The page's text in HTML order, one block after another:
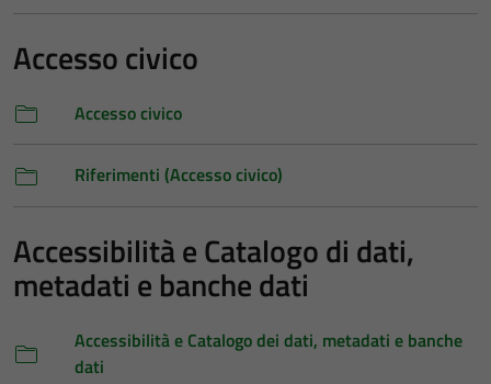
Accesso civico
Accesso civico
Riferimenti (Accesso civico)
Accessibilità e Catalogo di dati,
metadati e banche dati
Accessibilità e Catalogo dei dati, metadati e banche
dati